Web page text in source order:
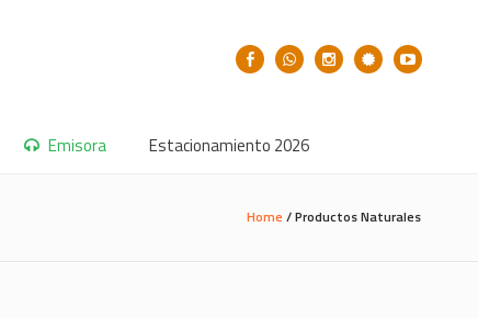
Emisora Estacionamiento 2026
Home /Productos Naturales